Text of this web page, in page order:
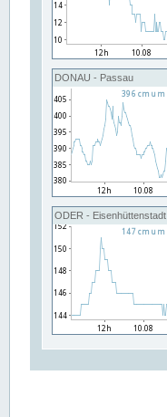
DONAU - Passau
ODER - Eisenhüttenstadt